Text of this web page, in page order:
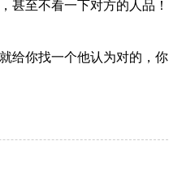
至不看一下对方的人品！
给你找一个他认为对的，你